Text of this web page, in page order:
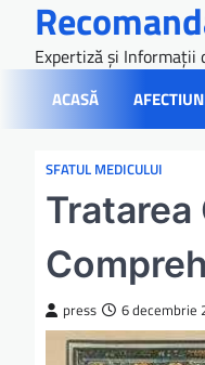
contentExpertiză și Informații
ACASĂ
SFATUL MEDICULUI
press 6 decembrie